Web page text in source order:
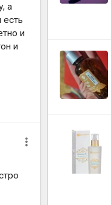
а
есть
и
и